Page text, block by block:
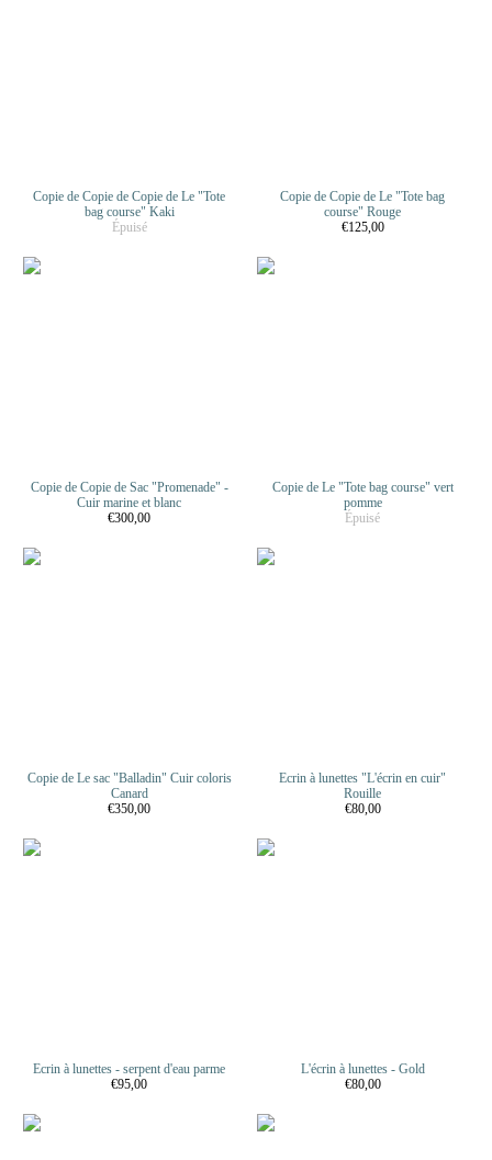
Copie de Copie de Copie de Le "Tote
bag course" Kaki
Épuisé
Copie de Copie de Le "Tote bag
course" Rouge
€125,00
Copie de Copie de Sac "Promenade" -
Cuir marine et blanc
€300,00
Copie de Le "Tote bag course" vert
pomme
Épuisé
Copie de Le sac "Balladin" Cuir coloris
Canard
€350,00
Ecrin à lunettes "L'écrin en cuir"
Rouille
€80,00
Ecrin à lunettes - serpent d'eau parme
€95,00
L'écrin à lunettes - Gold
€80,00